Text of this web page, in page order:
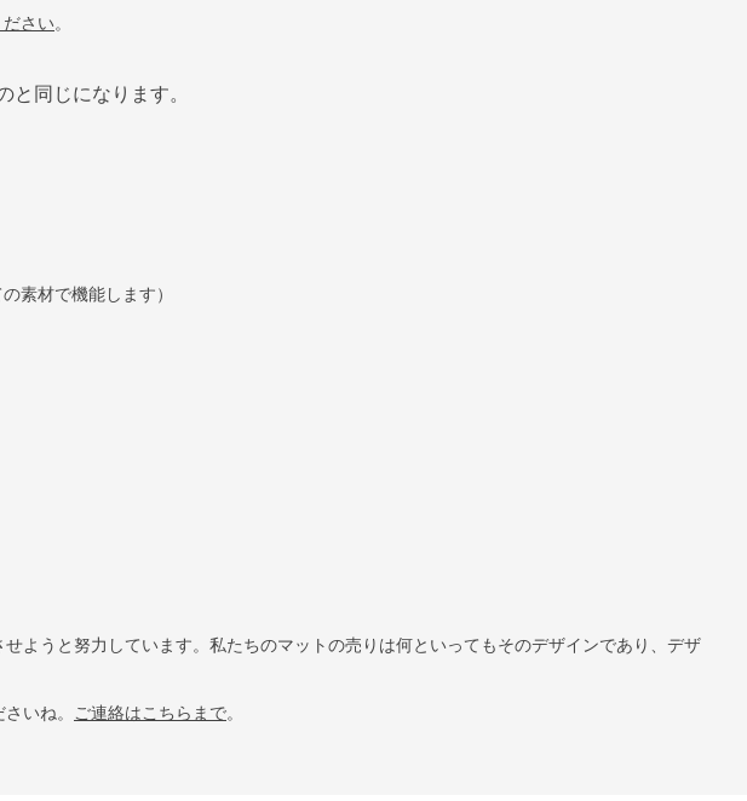
ださい。
と同じになります。
素材で機能します）
ようと努力しています。私たちのマットの売りは何といってもそのデザインであり、デザ
いね。 ご連絡はこちらまで。